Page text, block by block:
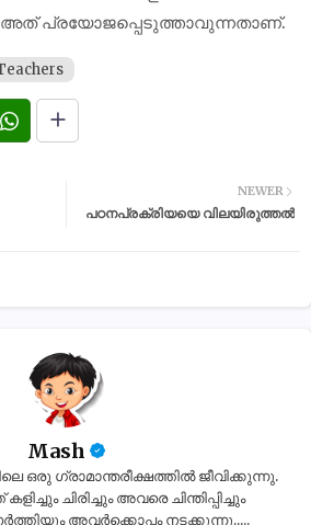
പ്രയോജപ്പെടുത്താവുന്നതാണ്.
NEWER
പഠനപ്രക്രിയയെ വിലയിരുത്തൽ
Mash
ഒരു ഗ്രാമാന്തരീക്ഷത്തിൽ ജീവിക്കുന്നു.
ചിരിച്ചും അവരെ ചിന്തിപ്പിച്ചും
അവർക്കൊപ്പം നടക്കുന്നു.....